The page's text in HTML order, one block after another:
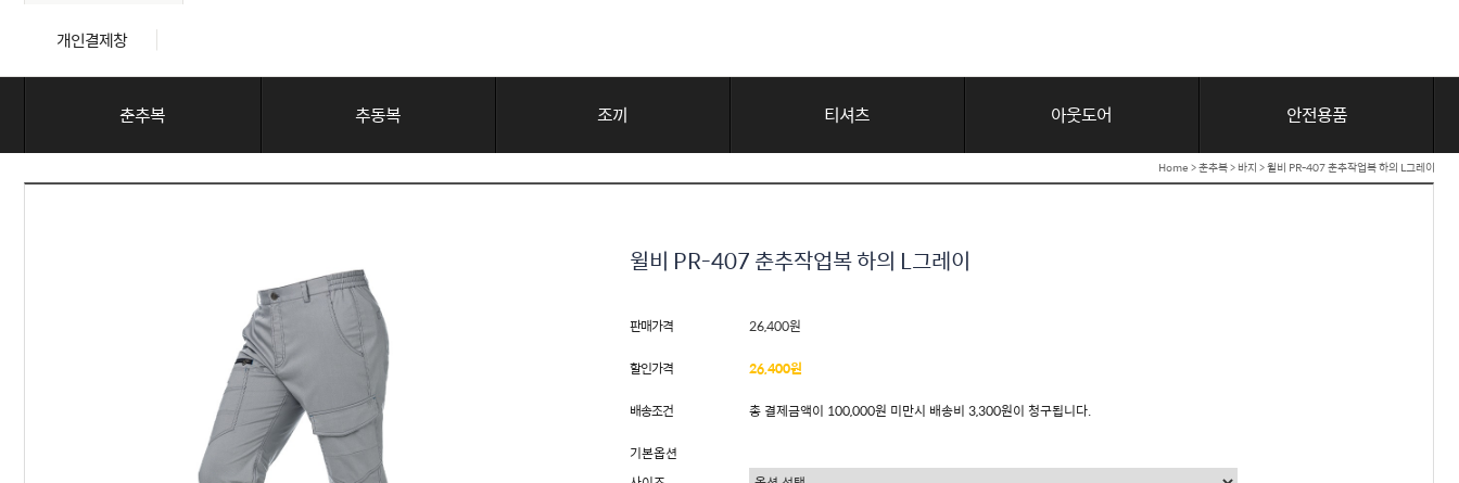
개인결제창
춘추복 추동복 조끼 티셔츠 아웃도어 안전용품
Home>춘추복>바지> 윌비 PR-407 춘추작업복 하의 L그레이
윌비 PR-407 춘추작업복 하의 L그레이
판매가격 26,400원
할인가격 26,400원
배송조건 총 결제금액이 100,000원 미만시 배송비 3,300원이 청구됩니다.
기본옵션